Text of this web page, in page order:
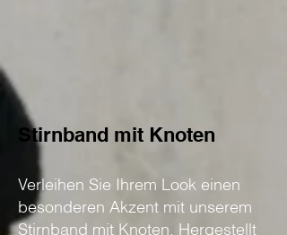
Stirnband mit Knoten
Verleihen Sie Ihrem Look einen
besonderen Akzent mit unserem
Stirnband mit Knoten. Hergestellt